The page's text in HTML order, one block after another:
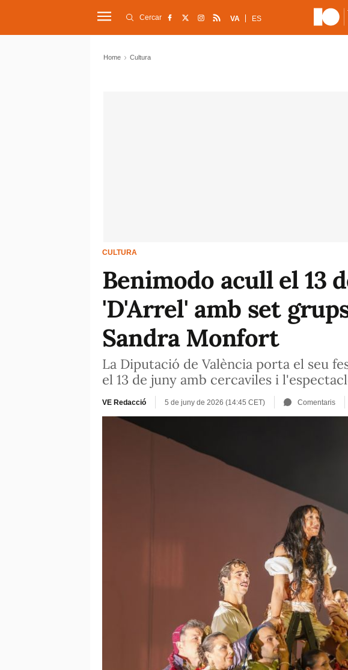
Cercar VA ES
Home Cultura
CULTURA
Benimodo acull el 13
'D'Arrel' amb set
Sandra Monfort
La Diputació de València porta el seu
el 13 de juny amb cercaviles i
VE Redacció 5 de juny de 2026 (14:45 CET) Comentaris